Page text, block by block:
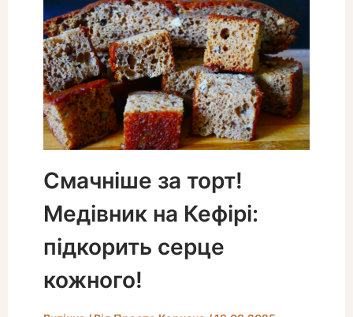
Смачніше за торт!
Медівник на Кефірі:
підкорить серце
кожного!